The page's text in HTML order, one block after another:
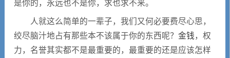
是你的，永远也不是你，求也求不来。
人就这么简单的一辈子，我们又何必要费尽心思，
绞尽脑汁地占有那些本不该属于你的东西呢？ 金钱，权
力，名誉其实都不是最重要的，最重要的还是应该怎样